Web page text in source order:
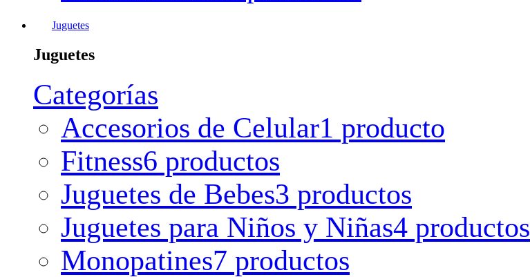
Juguetes
Juguetes
Categorías
Accesorios de Celular1 producto
Fitness6 productos
Juguetes de Bebes3 productos
Juguetes para Niños y Niñas4 productos
Monopatines7 productos